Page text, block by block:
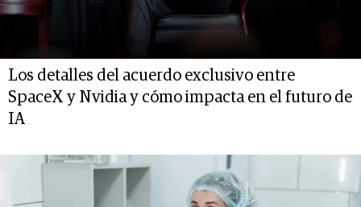
Los detalles del acuerdo exclusivo entre
SpaceX y Nvidia y cómo impacta en el futuro de
IA